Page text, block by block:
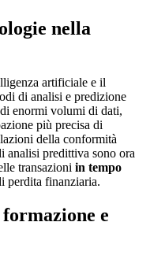
nella
artificiale e il
di analisi e predizione
enormi volumi di dati,
più precisa di
della conformità
analisi predittiva sono ora
transazioni in tempo
perdita finanziaria.
e